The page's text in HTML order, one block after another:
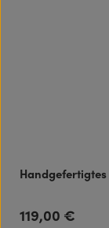
Regulärer Preis:
119,00 €